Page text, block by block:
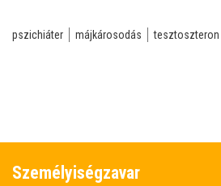
pszichiáter májkárosodás tesztoszteron
Személyiségzavar